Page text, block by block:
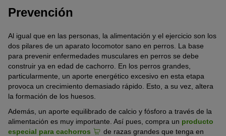
Prevención
Al igual que en las personas, la alimentación y el ejercicio son los
dos pilares de un aparato locomotor sano en perros. La base
para prevenir enfermedades musculares en perros se debe
construir ya en edad de cachorro. En los perros grandes,
particularmente, un aporte energético excesivo en esta etapa
provoca un crecimiento demasiado rápido. Esto, a su vez, altera
la formación de los huesos.
Además, un aporte equilibrado de calcio y fósforo a través de la
alimentación es muy importante. Así pues, compra un producto
especial para cachorros
de razas grandes que tenga en